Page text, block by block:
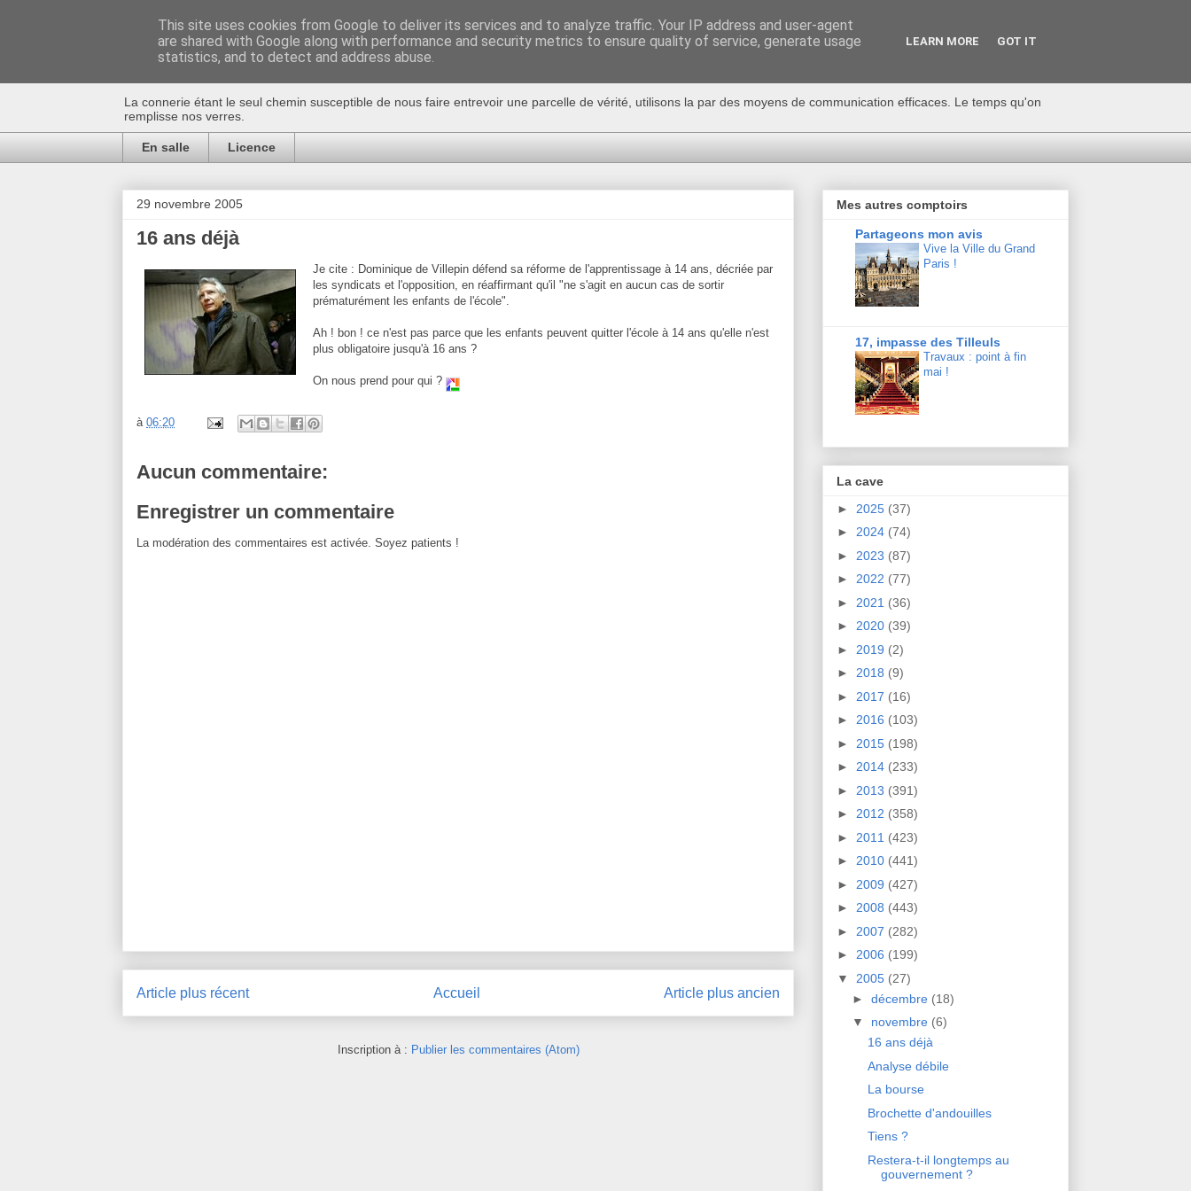
Au bistro !
La connerie étant le seul chemin susceptible de nous faire entrevoir une parcelle de vérité, utilisons la par des moyens de communication efficaces. Le temps qu'on
remplisse nos verres.
En salle Licence
29 novembre 2005
16 ans déjà
Je cite : Dominique de Villepin défend sa réforme de l'apprentissage à 14 ans, décriée par
les syndicats et l'opposition, en réaffirmant qu'il "ne s'agit en aucun cas de sortir
prématurément les enfants de l'école".
Ah ! bon ! ce n'est pas parce que les enfants peuvent quitter l'école à 14 ans qu'elle n'est
plus obligatoire jusqu'à 16 ans ?
On nous prend pour qui ?
à 06:20
Aucun commentaire:
Enregistrer un commentaire
La modération des commentaires est activée. Soyez patients !
Article plus récent Article plus ancien
Accueil
Inscription à : Publier les commentaires (Atom)
Mes autres comptoirs
Partageons mon avis
Vive la Ville du Grand
Paris !
17, impasse des Tilleuls
Travaux : point à fin
mai !
La cave
► 2025 (37)
► 2024 (74)
► 2023 (87)
► 2022 (77)
► 2021 (36)
► 2020 (39)
► 2019 (2)
► 2018 (9)
► 2017 (16)
► 2016 (103)
► 2015 (198)
► 2014 (233)
► 2013 (391)
► 2012 (358)
► 2011 (423)
► 2010 (441)
► 2009 (427)
► 2008 (443)
► 2007 (282)
► 2006 (199)
▼ 2005 (27)
► décembre (18)
▼ novembre (6)
16 ans déjà
Analyse débile
La bourse
Brochette d'andouilles
Tiens ?
Restera-t-il longtemps au
gouvernement ?
This site uses cookies from Google to deliver its services and to analyze traffic. Your IP address and user-agent
are shared with Google along with performance and security metrics to ensure quality of service, generate usage
statistics, and to detect and address abuse.
LEARN MORE GOT IT